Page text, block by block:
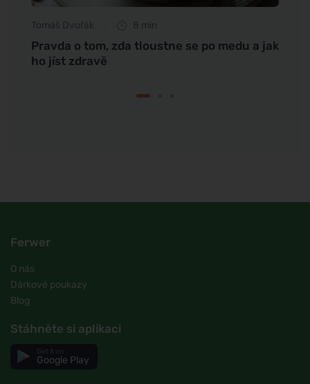
Tomáš Dvořák 8 min
Pravda o tom, zda tloustne se po medu a jak
ho jíst zdravě
Ferwer
O nás
Dárkové poukazy
Blog
Stáhněte si aplikaci
Google Play